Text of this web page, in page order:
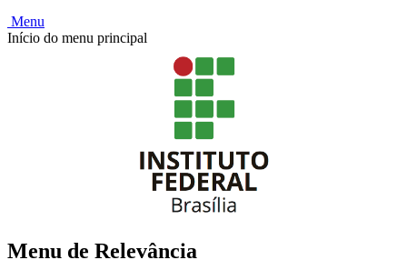
Menu
Início do menu principal
Menu de Relevância